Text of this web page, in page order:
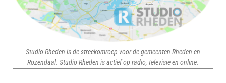
Studio Rheden is de streekomroep voor de gemeenten Rheden en
Rozendaal. Studio Rheden is actief op radio, televisie en online.